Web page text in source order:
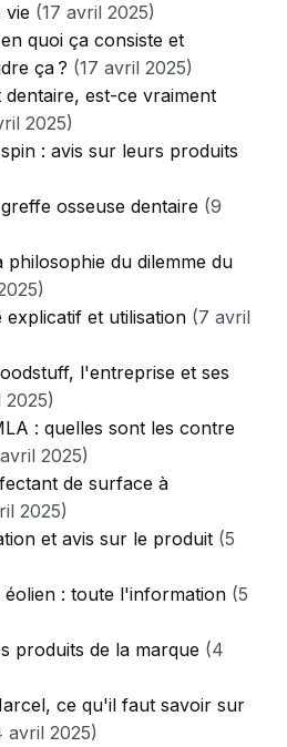
vie (17 avril 2025)
quoi ça consiste et
ça ? (17 avril 2025)
est-ce vraiment
2025)
: avis sur leurs produits
osseuse dentaire (9
philosophie du dilemme du
explicatif et utilisation (7 avril
l'entreprise et ses
: quelles sont les contre
2025)
de surface à
2025)
et avis sur le produit (5
éolien : toute l'information (5
produits de la marque (4
ce qu'il faut savoir sur
avril 2025)